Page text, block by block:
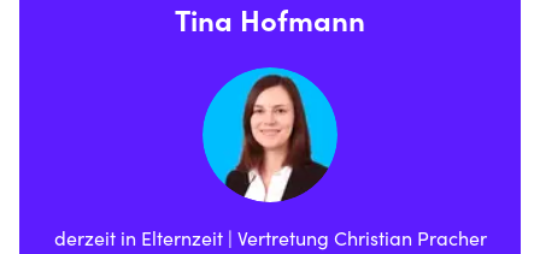
Tina Hofmann
derzeit in Elternzeit | Vertretung Christian Pracher